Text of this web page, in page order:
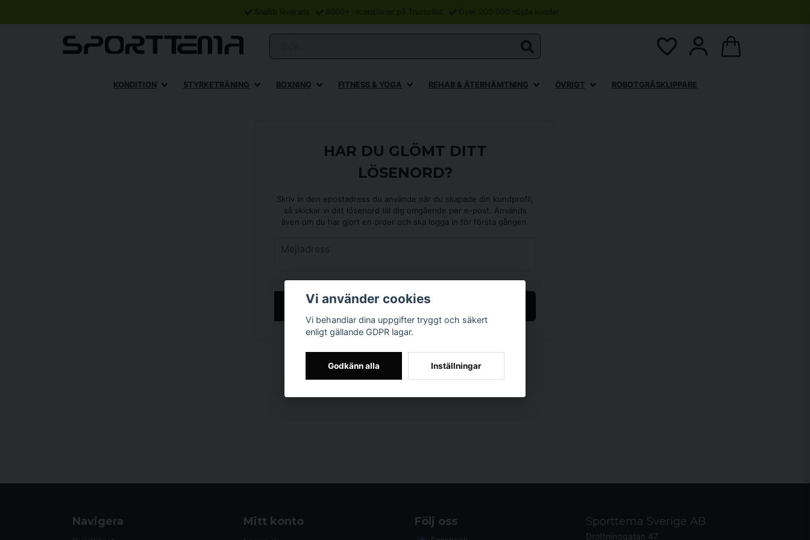
Snabb leverans 6000+ recensioner på Trustpilot Över 200 000 nöjda kunder
KONDITION STYRKETRÄNING BOXNING FITNESS & YOGA REHAB & ÅTERHÄMTNING ÖVRIGT ROBOTGRÄSKLIPPARE
HAR DU GLÖMT DITT
LÖSENORD?
Skriv in den epostadress du använde när du skapade din kundprofil,
så skickar vi ditt lösenord till dig omgående per e-post. Används
även om du har gjort en order och ska logga in för första gången.
Mejladress
Mejladress
Återställ lösenord
Navigera Mitt konto Följ oss Sporttema Sverige AB
Drottninggatan 47
Vi använder cookies
Vi behandlar dina uppgifter tryggt och säkert
enligt gällande GDPR lagar.
Godkänn alla Inställningar